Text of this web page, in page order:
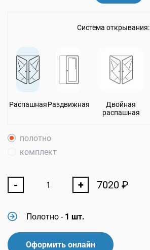
Система открывания:
РаспашнаяРаздвижная
Двойная
распашная
полотно
комплект
- + 7020 ₽
Полотно - 1 шт.
Оформить онлайн